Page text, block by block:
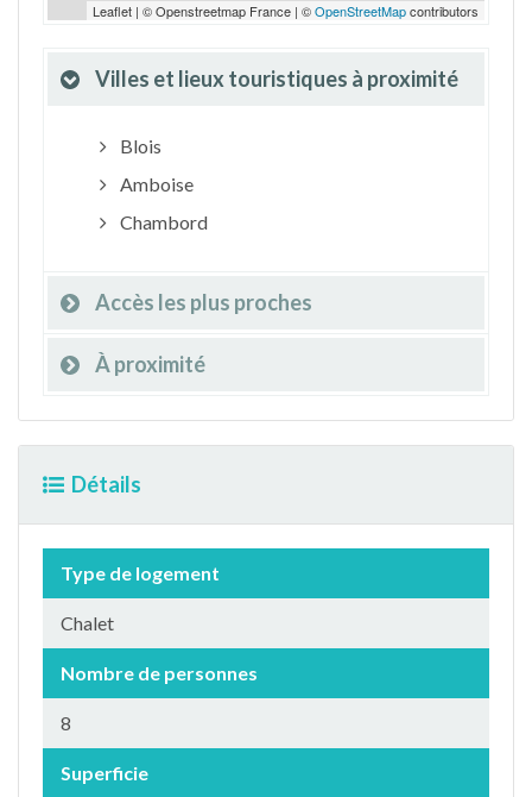
Leaflet | © Openstreetmap France | ©OpenStreetMapcontributors
Villes et lieux touristiques à proximité
Blois
Amboise
Chambord
Accès les plus proches
À proximité
Détails
Type de logement
Chalet
Nombre de personnes
8
Superficie